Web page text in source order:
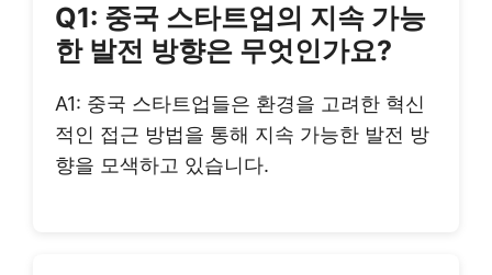
Q1: 중국 스타트업의 지속 가능
한 발전 방향은 무엇인가요?
A1: 중국 스타트업들은 환경을 고려한 혁신
적인 접근 방법을 통해 지속 가능한 발전 방
향을 모색하고 있습니다.